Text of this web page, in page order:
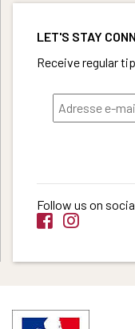
LET'S STAY
Receive regular
Follow us on